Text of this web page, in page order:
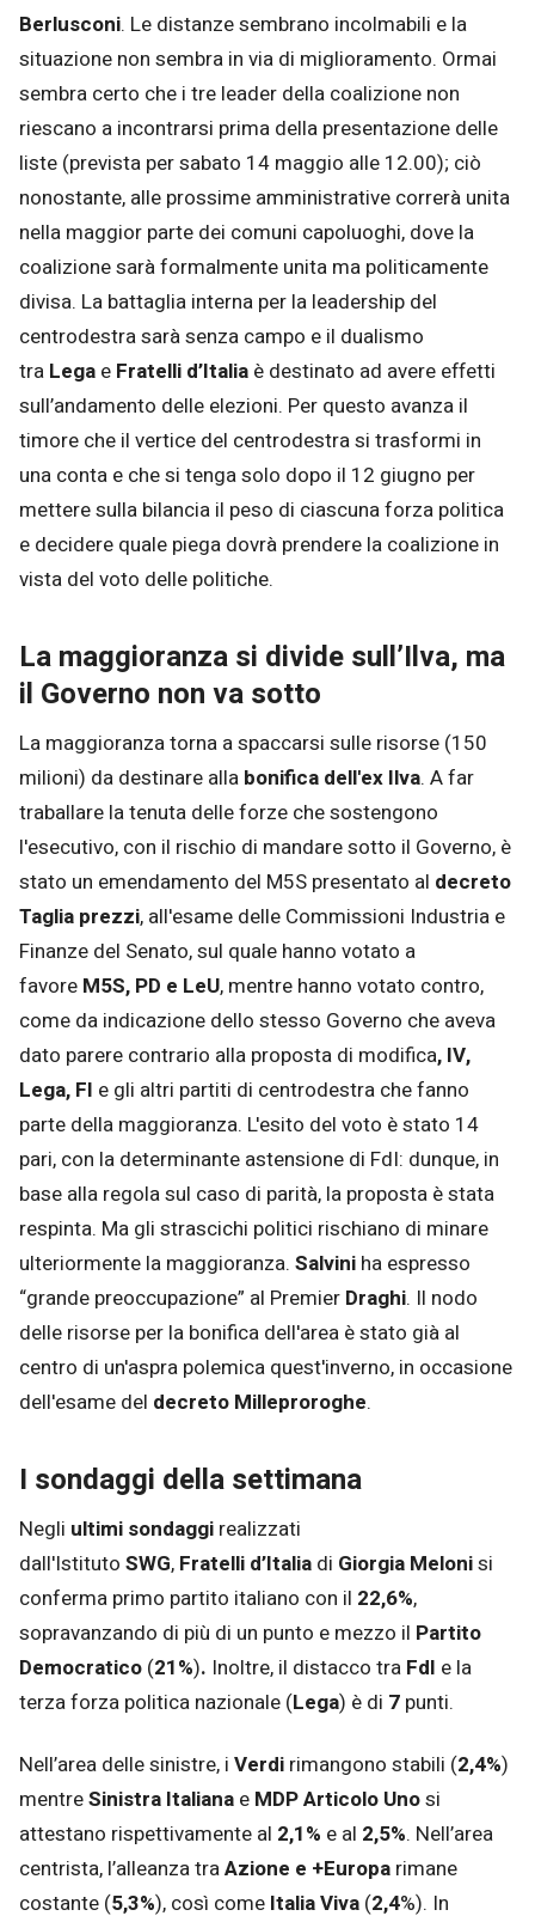
Berlusconi. Le distanze sembrano incolmabili e la
situazione non sembra in via di miglioramento. Ormai
sembra certo che i tre leader della coalizione non
riescano a incontrarsi prima della presentazione delle
liste (prevista per sabato 14 maggio alle 12.00); ciò
nonostante, alle prossime amministrative correrà unita
nella maggior parte dei comuni capoluoghi, dove la
coalizione sarà formalmente unita ma politicamente
divisa. La battaglia interna per la leadership del
centrodestra sarà senza campo e il dualismo
tra Lega e Fratelli d’Italia è destinato ad avere effetti
sull’andamento delle elezioni. Per questo avanza il
timore che il vertice del centrodestra si trasformi in
una conta e che si tenga solo dopo il 12 giugno per
mettere sulla bilancia il peso di ciascuna forza politica
e decidere quale piega dovrà prendere la coalizione in
vista del voto delle politiche.
La maggioranza si divide sull’Ilva, ma
il Governo non va sotto
La maggioranza torna a spaccarsi sulle risorse (150
milioni) da destinare alla bonifica dell'ex Ilva. A far
traballare la tenuta delle forze che sostengono
l'esecutivo, con il rischio di mandare sotto il Governo, è
stato un emendamento del M5S presentato al decreto
Taglia prezzi, all'esame delle Commissioni Industria e
Finanze del Senato, sul quale hanno votato a
favore M5S, PD e LeU, mentre hanno votato contro,
come da indicazione dello stesso Governo che aveva
dato parere contrario alla proposta di modifica, IV,
Lega, FI e gli altri partiti di centrodestra che fanno
parte della maggioranza. L'esito del voto è stato 14
pari, con la determinante astensione di FdI: dunque, in
base alla regola sul caso di parità, la proposta è stata
respinta. Ma gli strascichi politici rischiano di minare
ulteriormente la maggioranza. Salvini ha espresso
“grande preoccupazione” al Premier Draghi. Il nodo
delle risorse per la bonifica dell'area è stato già al
centro di un'aspra polemica quest'inverno, in occasione
dell'esame del decreto Milleproroghe.
I sondaggi della settimana
Negli ultimi sondaggi realizzati
dall'Istituto SWG, Fratelli d’Italia di Giorgia Melonisi
conferma primo partito italiano con il 22,6%,
sopravanzando di più di un punto e mezzo il Partito
Democratico (21%). Inoltre, il distacco tra FdI e la
terza forza politica nazionale (Lega) è di 7 punti.
Nell’area delle sinistre, i Verdi rimangono stabili (2,4%)
mentreSinistra Italiana e MDP Articolo Unosi
attestano rispettivamente al 2,1% e al 2,5%. Nell’area
centrista, l’alleanza traAzione e +Europa rimane
costante (5,3%), così come Italia Viva (2,4%). In